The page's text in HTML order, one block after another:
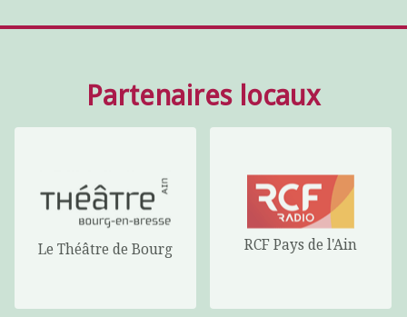
Partenaires locaux
Le Théâtre de Bourg RCF Pays de l'Ain